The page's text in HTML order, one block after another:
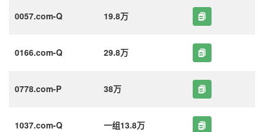
0057.com-Q 19.8万
0166.com-Q 29.8万
0778.com-P 38万
1037.com-Q 一组13.8万